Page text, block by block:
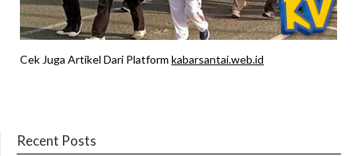
Cek Juga Artikel Dari Platform kabarsantai.web.id
Recent Posts